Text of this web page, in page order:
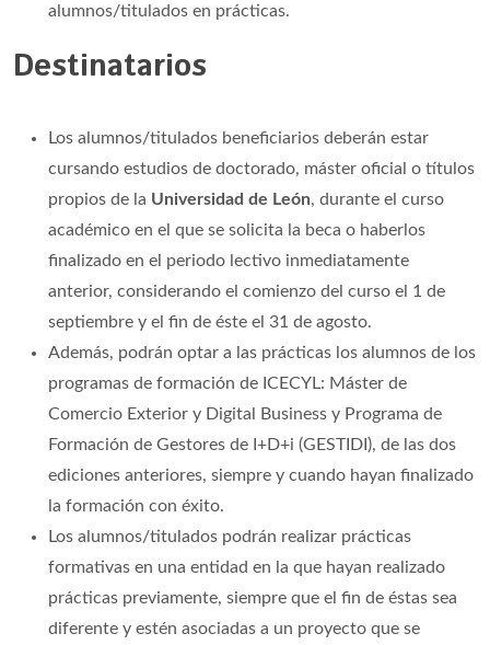
alumnos/titulados en prácticas.
Destinatarios
Los alumnos/titulados beneficiarios deberán estar
cursando estudios de doctorado, máster oficial o títulos
propios de la Universidad de León, durante el curso
académico en el que se solicita la beca o haberlos
finalizado en el periodo lectivo inmediatamente
anterior, considerando el comienzo del curso el 1 de
septiembre y el fin de éste el 31 de agosto.
Además, podrán optar a las prácticas los alumnos de los
programas de formación de ICECYL: Máster de
Comercio Exterior y Digital Business y Programa de
Formación de Gestores de I+D+i (GESTIDI), de las dos
ediciones anteriores, siempre y cuando hayan finalizado
la formación con éxito.
Los alumnos/titulados podrán realizar prácticas
formativas en una entidad en la que hayan realizado
prácticas previamente, siempre que el fin de éstas sea
diferente y estén asociadas a un proyecto que se